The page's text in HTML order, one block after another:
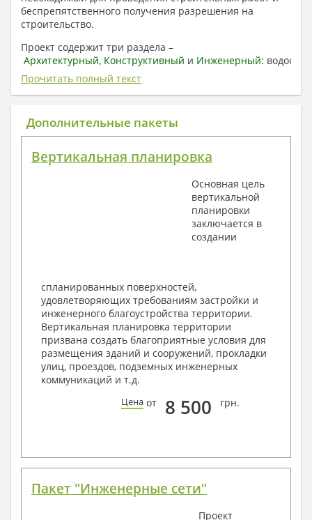
беспрепятственного получения разрешения на
строительство.
Проект содержит три раздела –
Архитектурный, Конструктивный и Инженерный:
отопление, вентиляция, канализация,
электроснабжение (приобретается за дополнительную
плату) + Пояснительная записка.
1. Архитектурный раздел:
План координационных осей
Поэтажные маркировочные планы с
Разрезы и состав конструкций
Фасады с ведомостью внешних отделок
Экспликация полов
Объемы основных строительных материалов
Архитектурные узлы в конструкциях
2. Конструктивный раздел:
Общие данные по проекту
Схемы расположения и расчеты фундаментов
Элементы каркаса – схемы расположения
Схема расположения перекрытий
Опоры перекрытия на стены или Узлы
крепления, сечения
3. Инженерный раздел (приобретается по желанию
Прочитать полный текст
Дополнительные пакеты
Вертикальная планировка
Основная цель
вертикальной
планировки
заключается в
создании
спланированных поверхностей,
удовлетворяющих требованиям застройки и
инженерного благоустройства территории.
Вертикальная планировка территории
призвана создать благоприятные условия для
размещения зданий и сооружений, прокладки
улиц, проездов, подземных инженерных
коммуникаций и т.д.
Цена от 8 500 грн.
Пакет "Инженерные сети"
Проект